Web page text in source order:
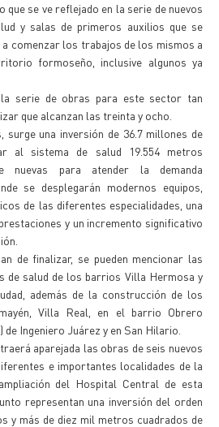
que se ve reflejado en la serie de nuevos
y salas de primeros auxilios que se
comenzar los trabajos de los mismos a
formoseño, inclusive algunos ya
serie de obras para este sector tan
que alcanzan las treinta y ocho.
surge una inversión de 36.7 millones de
al sistema de salud 19.554 metros
nuevas para atender la demanda
se desplegarán modernos equipos,
de las diferentes especialidades, una
y un incremento significativo
de finalizar, se pueden mencionar las
de salud de los barrios Villa Hermosa y
además de la construcción de los
Villa Real, en el barrio Obrero
de Ingeniero Juárez y en San Hilario.
aparejada las obras de seis nuevos
e importantes localidades de la
del Hospital Central de esta
representan una inversión del orden
y más de diez mil metros cuadrados de